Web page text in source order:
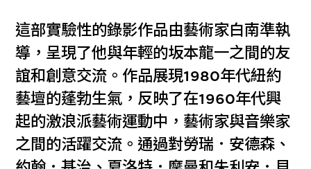
這部實驗性的錄影作品由藝術家白南準執
導，呈現了他與年輕的坂本龍一之間的友
誼和創意交流。作品展現1980年代紐約
藝壇的蓬勃生氣，反映了在1960年代興
起的激浪派藝術運動中，藝術家與音樂家
之間的活躍交流。通過對勞瑞．安德森、